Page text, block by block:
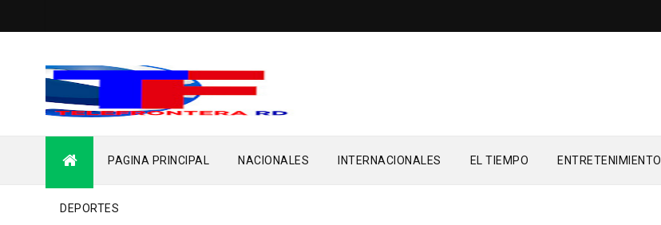
PAGINA PRINCIPAL NACIONALES INTERNACIONALES EL TIEMPO ENTRETENIMIENTO
DEPORTES